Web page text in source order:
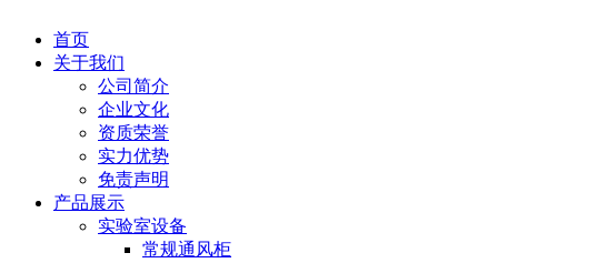
首页
关于我们
公司简介
企业文化
资质荣誉
实力优势
免责声明
产品展示
实验室设备
常规通风柜